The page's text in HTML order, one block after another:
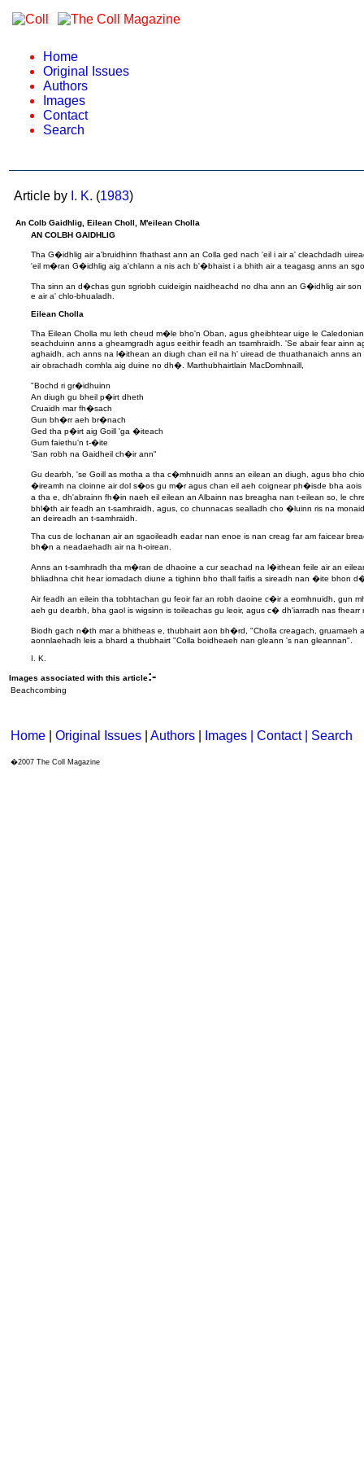
Home
Original Issues
Authors
Images
Contact
Search
Article by I. K. (1983)
An Colb Gaidhlig, Eilean Choll, M'eilean Cholla
AN COLBH GAIDHLIG
Tha G�idhlig air a'bruidhinn fhathast ann an Colla ged nach 'eil i air a' cleachdadh
'eil m�ran G�idhlig aig a'chlann a nis ach b'�bhaist i a bhith air a teagasg anns an
Tha sinn an d�chas gun sgriobh cuideigin naidheachd no dha ann an G�idhlig air
e air a' chlo-bhualadh.
Eilean Cholla
Tha Eilean Cholla mu leth cheud m�le bho'n Oban, agus gheibhtear uige le
seachduinn anns a gheamgradh agus eeithir feadh an tsamhraidh. 'Se abair fear ainn
aghaidh, ach anns na l�ithean an diugh chan eil na h' uiread de thuathanaich anns
air obrachadh comhla aig duine no dh�. Marthubhairtlain MacDomhnaill,
"Bochd ri gr�idhuinn
An diugh gu bheil p�irt dheth
Cruaidh mar fh�sach
Gun bh�rr aeh br�nach
Ged tha p�irt aig Goill 'ga �iteach
Gum faiethu'n t-�ite
'San robh na Gaidheil ch�ir ann"
Gu dearbh, 'se Goill as motha a tha c�mhnuidh anns an eilean an diugh, agus bho
�ireamh na cloinne air dol s�os gu m�r agus chan eil aeh coignear ph�isde bha aois
a tha e, dh'abrainn fh�in naeh eil eilean an Albainn nas breagha nan t-eilean so, le
bhl�th air feadh an t-samhraidh, agus, co chunnacas sealladh cho �luinn ris na
an deireadh an t-samhraidh.
Tha cus de lochanan air an sgaoileadh eadar nan enoe is nan creag far am faicear
bh�n a neadaehadh air na h-oirean.
Anns an t-samhradh tha m�ran de dhaoine a cur seachad na l�ithean feile air an
bhliadhna chit hear iomadach diune a tighinn bho thall faifis a sireadh nan �ite bhon
Air feadh an eilein tha tobhtachan gu feoir far an robh daoine c�ir a eomhnuidh, gun
aeh gu dearbh, bha gaol is wigsinn is toileachas gu leoir, agus c� dh'iarradh nas fhearr
Biodh gach n�th mar a bhitheas e, thubhairt aon bh�rd, "Cholla creagach, gruamaeh
aonnlaehadh leis a bhard a thubhairt "Colla boidheaeh nan gleann 's nan gleannan".
I. K.
Images associated with this article:-
Beachcombing
Home Original Issues Authors Images | Contact | Search
�2007 The Coll Magazine